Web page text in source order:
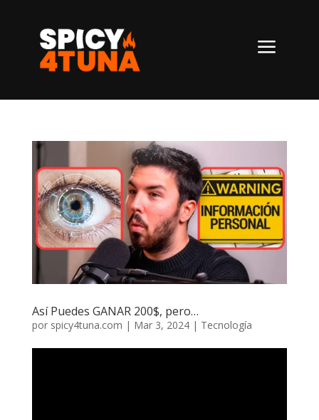
a
Así Puedes GANAR 200$, pero…
por spicy4tuna.com | Mar 3, 2024| Tecnología